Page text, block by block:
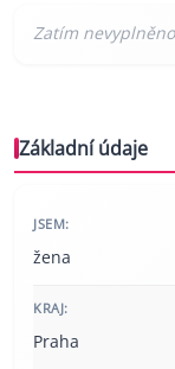
Základní údaje
JSEM:
žena
KRAJ:
Praha